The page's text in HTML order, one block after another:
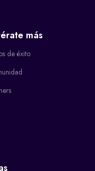
más
de éxito